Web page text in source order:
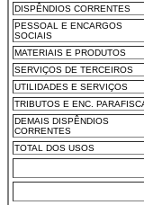
DISPÊNDIOS CORRENTES
PESSOAL E ENCARGOS
SOCIAIS
MATERIAIS E PRODUTOS
SERVIÇOS DE TERCEIROS
UTILIDADES E SERVIÇOS
TRIBUTOS E ENC.
DEMAIS DISPÊNDIOS
CORRENTES
TOTAL DOS USOS